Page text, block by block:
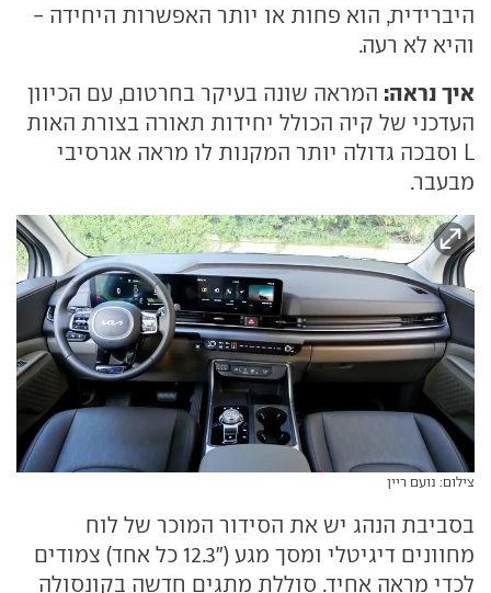
היברידית, הוא פחות או יותר האפשרות היחידה -
והיא לא רעה.
איך נראה: המראה שונה בעיקר בחרטום, עם הכיוון
העדכני של קיה הכולל יחידות תאורה בצורת האות
L וסבכה גדולה יותר המקנות לו מראה אגרסיבי
מבעבר.
צילום: נועם ריין
בסביבת הנהג יש את הסידור המוכר של לוח
מחוונים דיגיטלי ומסך מגע ("12.3 כל אחד) צמודים
לכדי מראה אחיד. סוללת מתגים חדשה בקונסולה